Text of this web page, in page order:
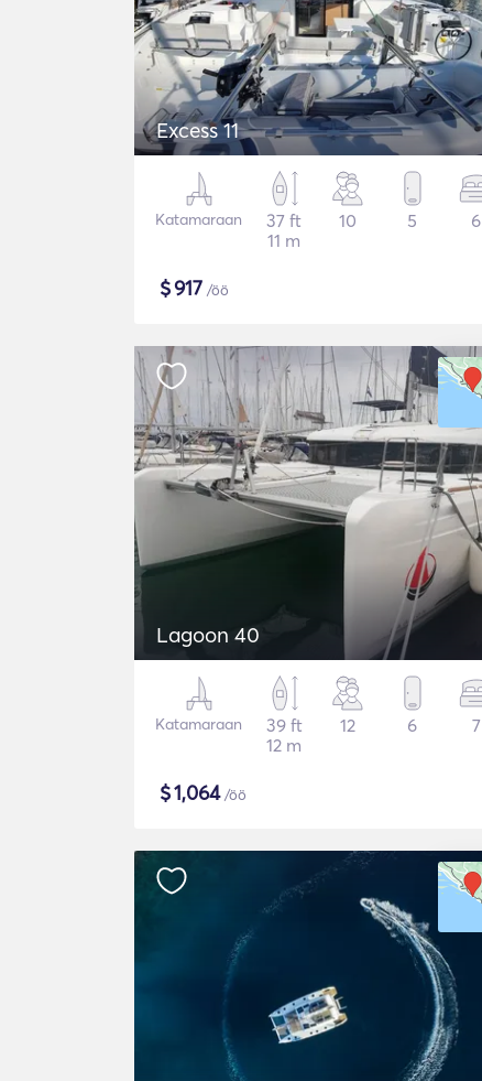
Excess 11
Katamaraan
37 ft
11 m
10 5 6
$917 /öö
Lagoon 40
Katamaraan
39 ft
12 m
12 6 7
$1,064/öö